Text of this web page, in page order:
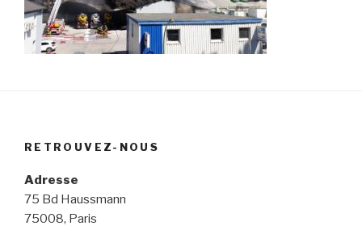
RETROUVEZ-NOUS
Adresse
75 Bd Haussmann
75008, Paris